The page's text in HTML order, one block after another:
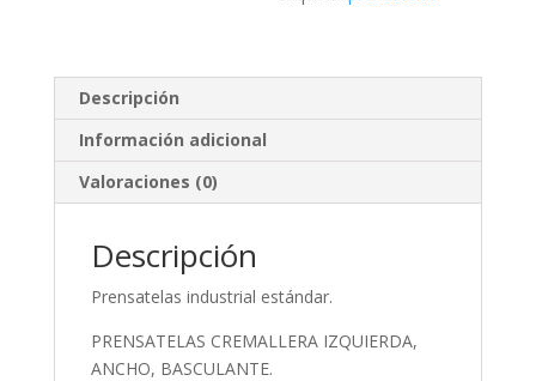
Descripción
Información adicional
Valoraciones (0)
Descripción
Prensatelas industrial estándar.
PRENSATELAS CREMALLERA IZQUIERDA,
ANCHO, BASCULANTE.